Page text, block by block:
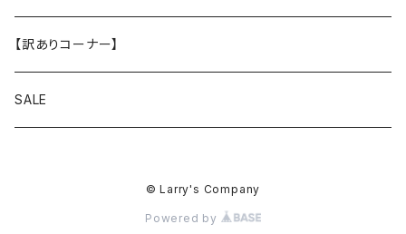
XLサイズ
レジームラム
メンテナンスラム（大粒 小粒）
小物
スマホショルダー
【訳ありコーナー】
SALE
© Larry's Company
Powered by